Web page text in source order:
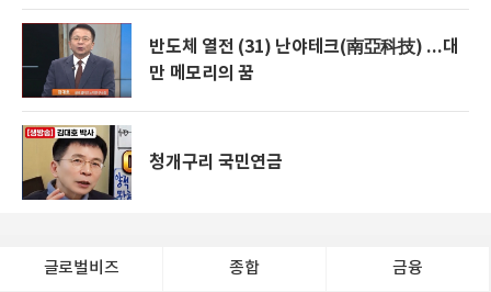
반도체 열전 (31) 난야테크(南亞科技) ...대
만 메모리의 꿈
청개구리 국민연금
글로벌비즈 종합 금융